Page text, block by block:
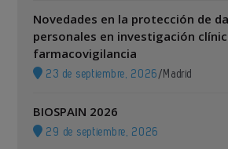
Novedades en la protección de
personales en investigación
farmacovigilancia
23 de septiembre, 2026 / Madrid
BIOSPAIN 2026
29 de septiembre, 2026